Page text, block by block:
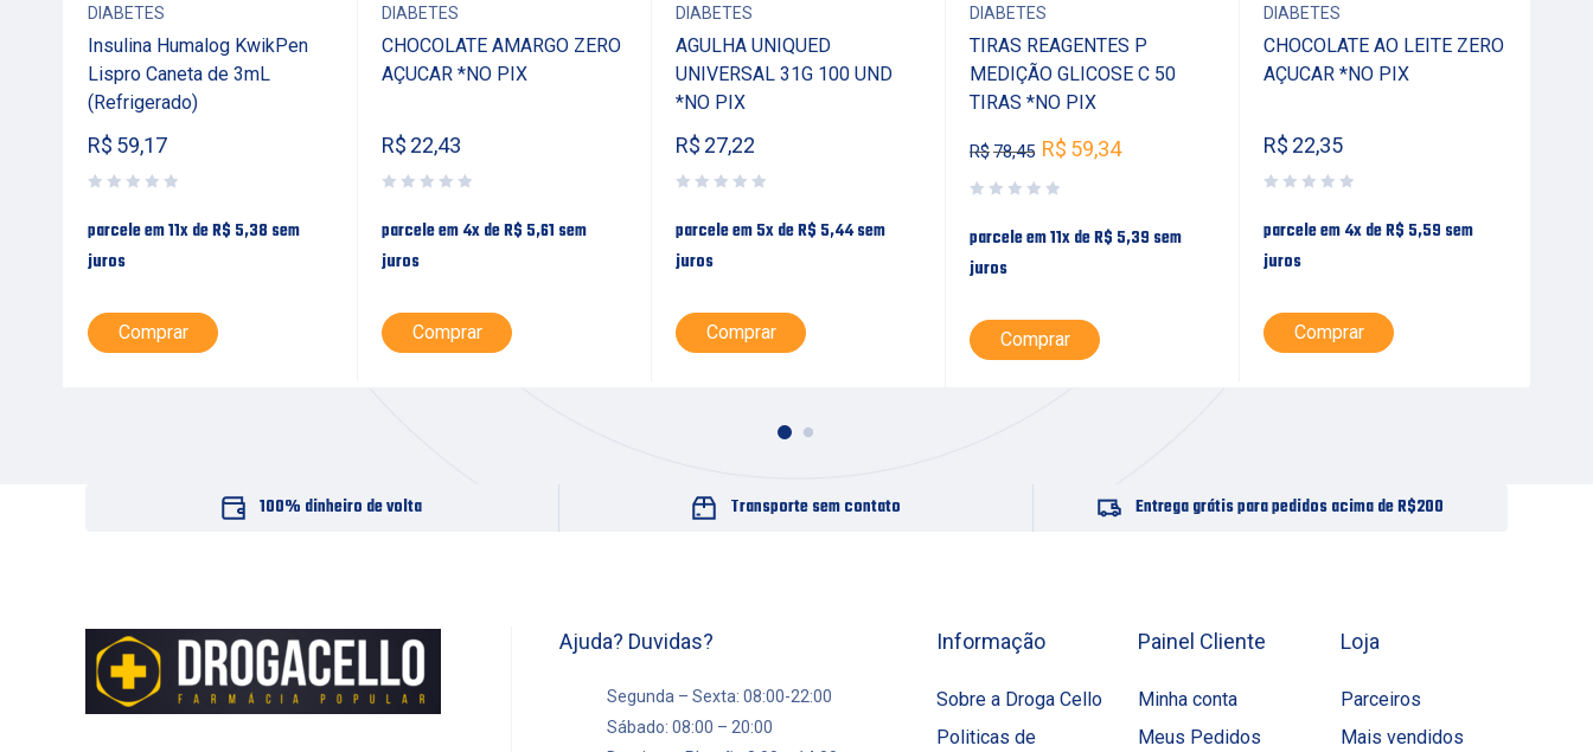
DIABETES
Insulina Humalog KwikPen
Lispro Caneta de 3mL
(Refrigerado)
R$ 59,17
parcele em 11x deR$ 5,38 sem
juros
Comprar
DIABETES
CHOCOLATE AMARGO ZERO
AÇUCAR *NO PIX
R$ 22,43
parcele em 4x deR$ 5,61 sem
juros
Comprar
DIABETES
AGULHA UNIQUED
UNIVERSAL 31G 100 UND
*NO PIX
R$ 27,22
parcele em 5x deR$ 5,44sem
juros
Comprar
DIABETES
TIRAS REAGENTES P
MEDIÇÃO GLICOSE C 50
TIRAS *NO PIX
R$78,45 R$ 59,34
parcele em 11x deR$ 5,39 sem
juros
Comprar
DIABETES
CHOCOLATE AO LEITE ZERO
AÇUCAR *NO PIX
R$ 22,35
parcele em 4x deR$ 5,59 sem
juros
Comprar
100% dinheiro de volta Transporte sem contato Entrega grátis para pedidos acima de R$200
Ajuda? Duvidas?
Segunda – Sexta: 08:00-22:00
Sábado: 08:00 – 20:00
Informação
Sobre a Droga Cello
Politicas de
Painel Cliente
Minha conta
Meus Pedidos
Loja
Parceiros
Mais vendidos